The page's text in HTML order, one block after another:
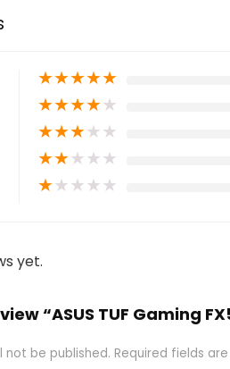
★★★★★
★★★★★
★★★★★
★★★★★
★★★★★
yet.
“ASUS TUF Gaming
not be published. Required fields